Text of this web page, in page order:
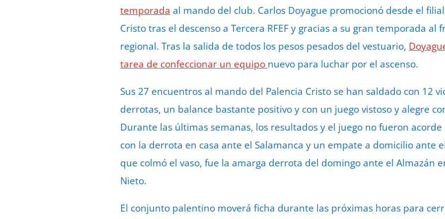
temporada al mando del club. Carlos Doyague promocionó desde el
Cristo tras el descenso a Tercera RFEF y gracias a su gran temporada al
regional. Tras la salida de todos los pesos pesados del vestuario,
tarea de confeccionar un equipo nuevo para luchar por el ascenso.
Sus 27 encuentros al mando del Palencia Cristo se han saldado con 12
derrotas, un balance bastante positivo y con un juego vistoso y alegre
Durante las últimas semanas, los resultados y el juego no fueron
con la derrota en casa ante el Salamanca y un empate a domicilio ante
que colmó el vaso, fue la amarga derrota del domingo ante el Almazán
Nieto.
El conjunto palentino moverá ficha durante las próximas horas para